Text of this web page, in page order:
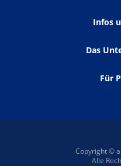
Infos
Das
Für
Copyright ©
Alle